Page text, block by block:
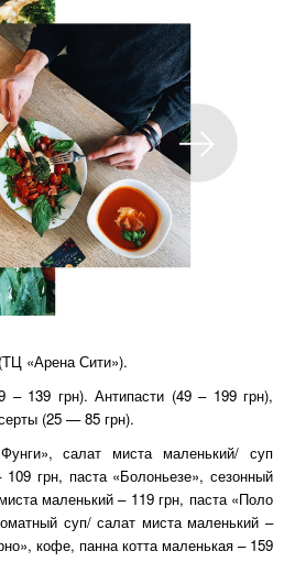
«Арена Сити»).
– 139 грн). Антипасти (49 – 199 грн),
(25 — 85 грн).
салат миста маленький/ суп
грн, паста «Болоньезе», сезонный
маленький – 119 грн, паста «Поло
суп/ салат миста маленький –
кофе, панна котта маленькая – 159